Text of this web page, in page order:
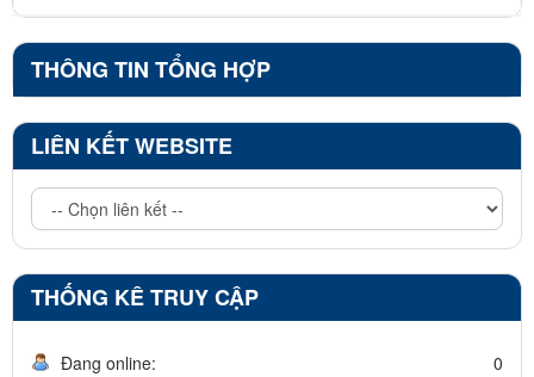
THÔNG TIN TỔNG HỢP
LIÊN KẾT WEBSITE
THỐNG KÊ TRUY CẬP
Đang online: 0